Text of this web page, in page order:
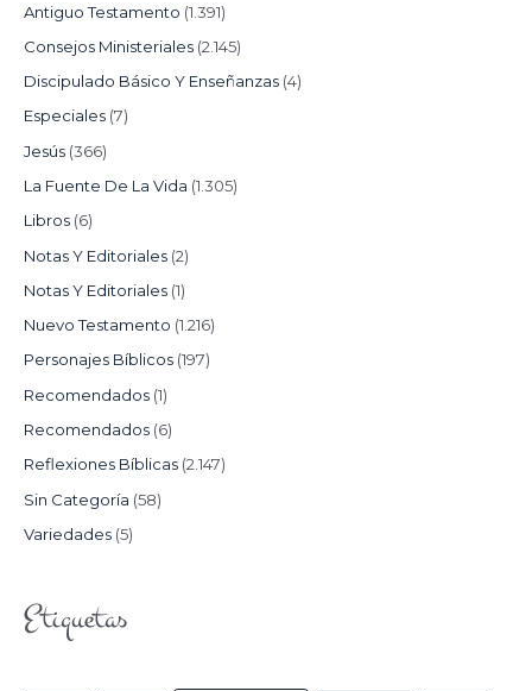
Antiguo Testamento (1.391)
Consejos Ministeriales (2.145)
Discipulado Básico Y Enseñanzas (4)
Especiales (7)
Jesús (366)
La Fuente De La Vida (1.305)
Libros (6)
Notas Y Editoriales (2)
Notas Y Editoriales (1)
Nuevo Testamento (1.216)
Personajes Bíblicos (197)
Recomendados (1)
Recomendados (6)
Reflexiones Bíblicas (2.147)
Sin Categoría (58)
Variedades (5)
Etiquetas